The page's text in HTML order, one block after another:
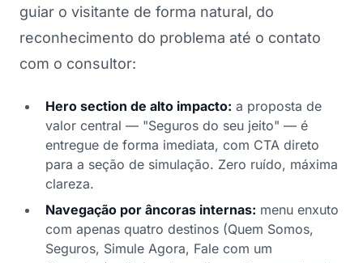
guiar o visitante de forma natural, do
reconhecimento do problema até o contato
com o consultor:
Hero section de alto impacto: a proposta de
valor central — "Seguros do seu jeito" — é
entregue de forma imediata, com CTA direto
para a seção de simulação. Zero ruído, máxima
clareza.
Navegação por âncoras internas: menu enxuto
com apenas quatro destinos (Quem Somos,
Seguros, Simule Agora, Fale com um